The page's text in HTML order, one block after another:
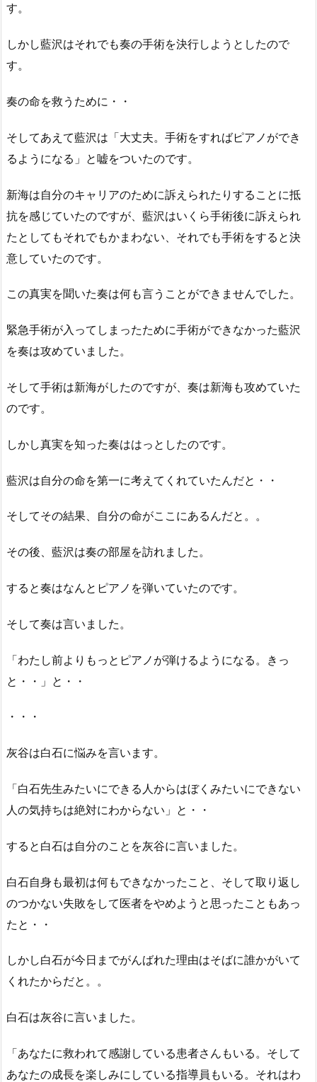
す。
しかし藍沢はそれでも奏の手術を決行しようとしたので
す。
奏の命を救うために・・
そしてあえて藍沢は「大丈夫。手術をすればピアノができ
るようになる」と嘘をついたのです。
新海は自分のキャリアのために訴えられたりすることに抵
抗を感じていたのですが、藍沢はいくら手術後に訴えられ
たとしてもそれでもかまわない、それでも手術をすると決
意していたのです。
この真実を聞いた奏は何も言うことができませんでした。
緊急手術が入ってしまったために手術ができなかった藍沢
を奏は攻めていました。
そして手術は新海がしたのですが、奏は新海も攻めていた
のです。
しかし真実を知った奏ははっとしたのです。
藍沢は自分の命を第一に考えてくれていたんだと・・
そしてその結果、自分の命がここにあるんだと。。
その後、藍沢は奏の部屋を訪れました。
すると奏はなんとピアノを弾いていたのです。
そして奏は言いました。
「わたし前よりもっとピアノが弾けるようになる。きっ
と・・」と・・
・・・
灰谷は白石に悩みを言います。
「白石先生みたいにできる人からはぼくみたいにできない
人の気持ちは絶対にわからない」と・・
すると白石は自分のことを灰谷に言いました。
白石自身も最初は何もできなかったこと、そして取り返し
のつかない失敗をして医者をやめようと思ったこともあっ
たと・・
しかし白石が今日までがんばれた理由はそばに誰かがいて
くれたからだと。。
白石は灰谷に言いました。
「あなたに救われて感謝している患者さんもいる。そして
あなたの成長を楽しみにしている指導員もいる。それはわ